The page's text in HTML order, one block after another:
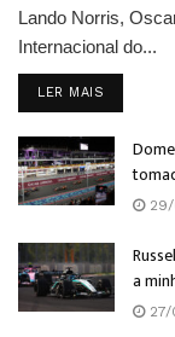
Lando Norris,
Internacional do...
LER MAIS
29/
a
27/